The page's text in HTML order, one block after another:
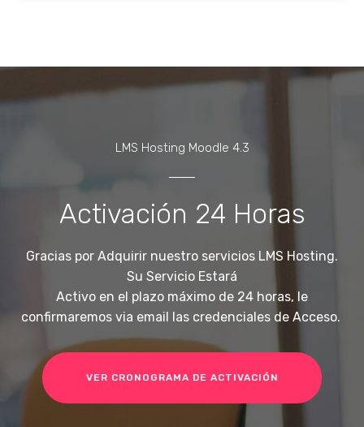
LMS Hosting Moodle 4.3
Activación 24 Horas
Gracias por Adquirir nuestro servicios LMS Hosting.
Su Servicio Estará
Activo en el plazo máximo de 24 horas, le
confirmaremos via email las credenciales de Acceso.
VER CRONOGRAMA DE ACTIVACIÓN